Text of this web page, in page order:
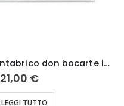
Acciughe del cantabrico don bocarte in olio di oliva,basse in sale 100g
21,00 €
LEGGI TUTTO